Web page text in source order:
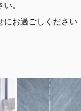
。
にお過ごしください